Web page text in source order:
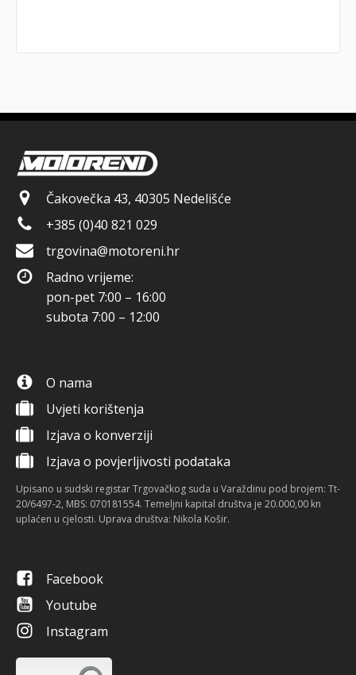
Čakovečka 43, 40305 Nedelišće
+385 (0)40 821 029
trgovina@motoreni.hr
Radno vrijeme:
pon-pet 7:00 – 16:00
subota 7:00 – 12:00
O nama
Uvjeti korištenja
Izjava o konverziji
Izjava o povjerljivosti podataka
Upisano u sudski registar Trgovačkog suda u Varaždinu pod brojem: Tt-
20/6497-2, MBS: 070181554. Temeljni kapital društva je 20.000,00 kn
uplaćen u cjelosti. Uprava društva: Nikola Košir.
Facebook
Youtube
Instagram